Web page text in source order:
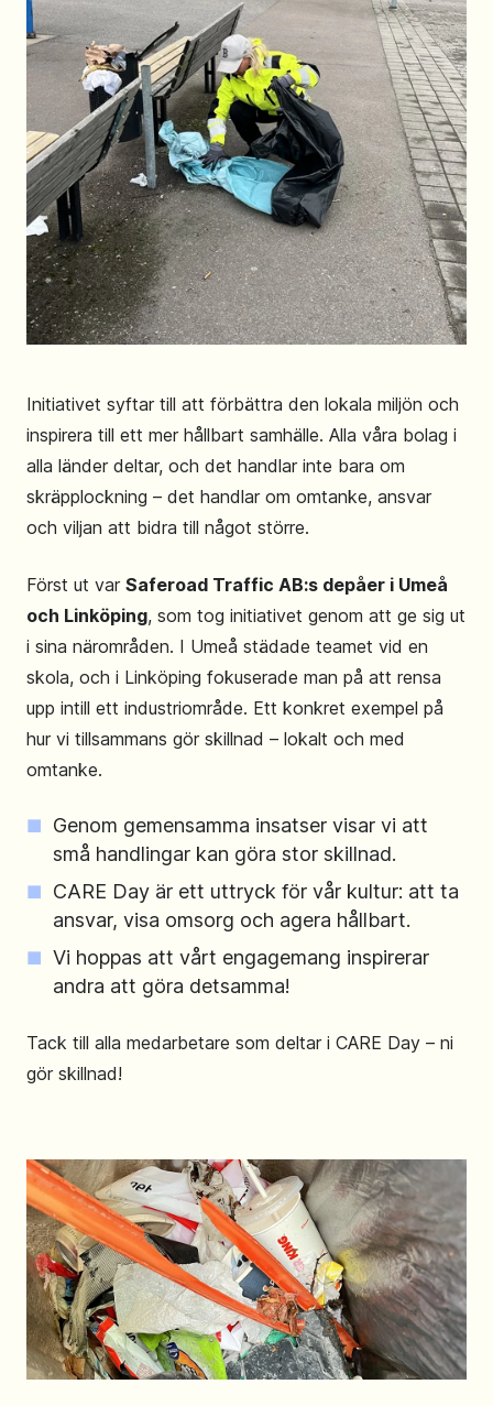
Initiativet syftar till att förbättra den lokala miljön och
inspirera till ett mer hållbart samhälle. Alla våra bolag i
alla länder deltar, och det handlar inte bara om
skräpplockning – det handlar om omtanke, ansvar
och viljan att bidra till något större.
Först ut var Saferoad Traffic AB:s depåer i Umeå
och Linköping, som tog initiativet genom att ge sig ut
i sina närområden. I Umeå städade teamet vid en
skola, och i Linköping fokuserade man på att rensa
upp intill ett industriområde. Ett konkret exempel på
hur vi tillsammans gör skillnad – lokalt och med
omtanke.
Genom gemensamma insatser visar vi att
små handlingar kan göra stor skillnad.
CARE Day är ett uttryck för vår kultur: att ta
ansvar, visa omsorg och agera hållbart.
Vi hoppas att vårt engagemang inspirerar
andra att göra detsamma!
Tack till alla medarbetare som deltar i CARE Day – ni
gör skillnad!